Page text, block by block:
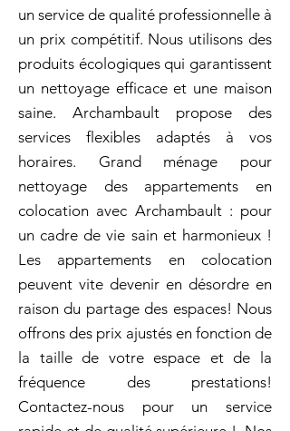
un service de qualité professionnelle à
un prix compétitif. Nous utilisons des
produits écologiques qui garantissent
un nettoyage efficace et une maison
saine. Archambault propose des
services flexibles adaptés à vos
horaires. Grand ménage pour
nettoyage des appartements en
colocation avec Archambault : pour
un cadre de vie sain et harmonieux !
Les appartements en colocation
peuvent vite devenir en désordre en
raison du partage des espaces! Nous
offrons des prix ajustés en fonction de
la taille de votre espace et de la
fréquence des prestations!
Contactez-nous pour un service